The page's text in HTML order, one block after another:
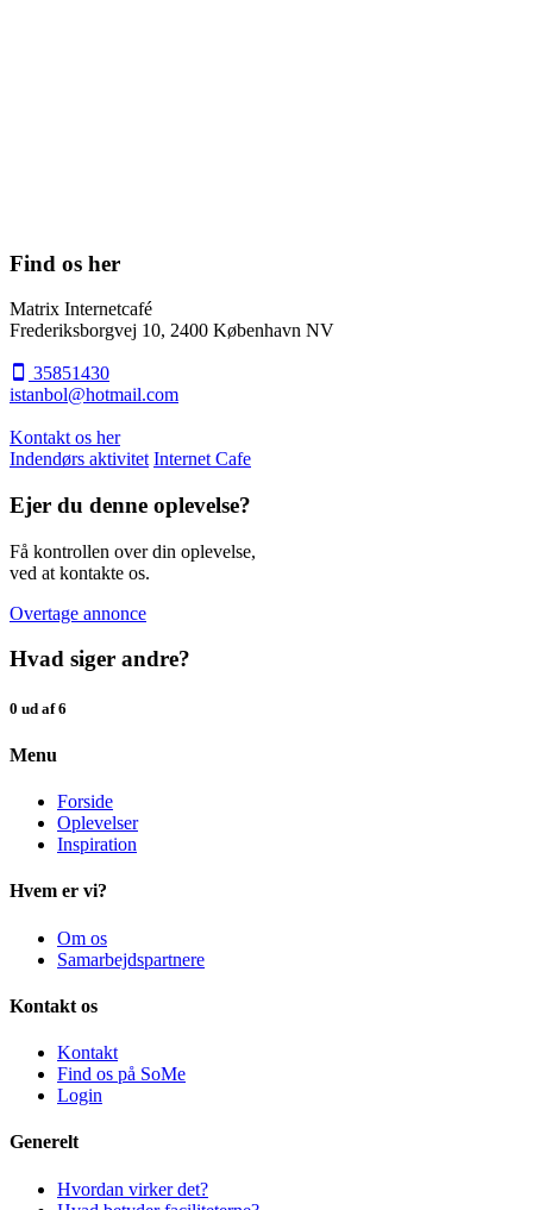
Find os her
Matrix Internetcafé
Frederiksborgvej 10, 2400 København NV
35851430
istanbol@hotmail.com
Kontakt os her
Indendørs aktivitet Internet Cafe
Ejer du denne oplevelse?
Få kontrollen over din oplevelse,
ved at kontakte os.
Overtage annonce
Hvad siger andre?
0 ud af 6
Menu
Forside
Oplevelser
Inspiration
Hvem er vi?
Om os
Samarbejdspartnere
Kontakt os
Kontakt
Find os på SoMe
Login
Generelt
Hvordan virker det?